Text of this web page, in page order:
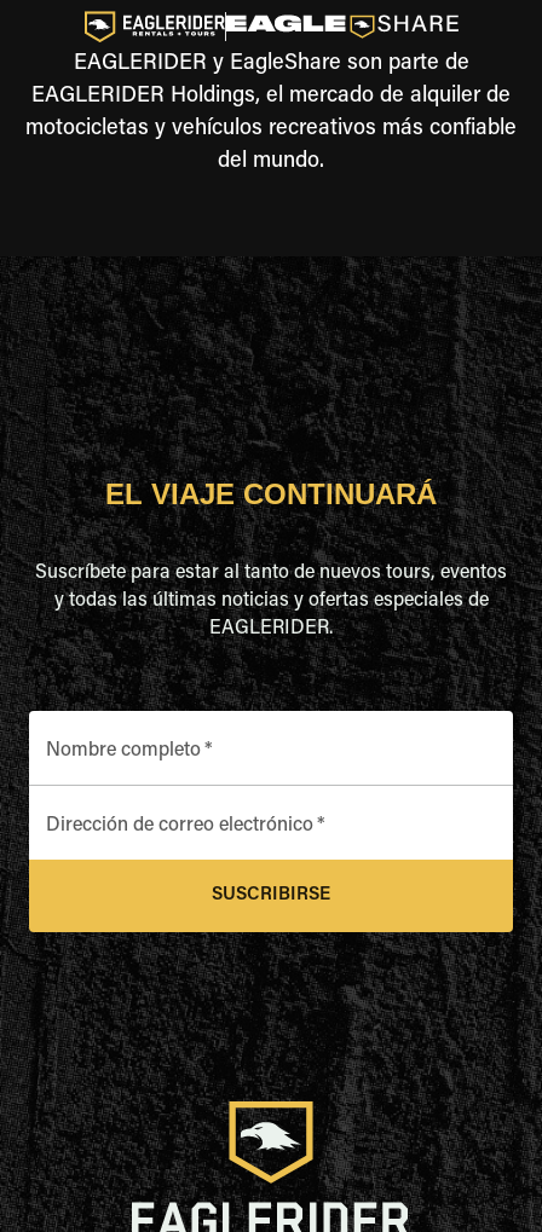
EAGLERIDER y EagleShare son parte de
EAGLERIDER Holdings, el mercado de alquiler de
motocicletas y vehículos recreativos más confiable
del mundo.
EL VIAJE CONTINUARÁ
Suscríbete para estar al tanto de nuevos tours, eventos
y todas las últimas noticias y ofertas especiales de
EAGLERIDER.
Nombre completo*
Dirección de correo electrónico*
SUSCRIBIRSE